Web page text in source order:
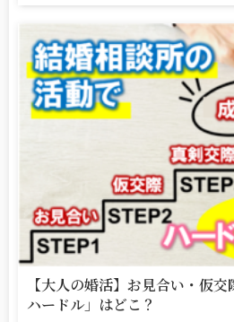
【大人の婚活】お見合い・仮
ハードル」はどこ？